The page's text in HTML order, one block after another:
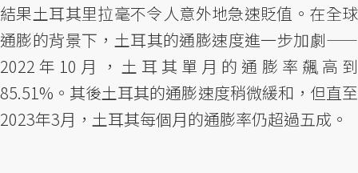
結果土耳其里拉毫不令人意外地急速貶值。在全球
通膨的背景下，土耳其的通膨速度進一步加劇——
2022年10月，土耳其單月的通膨率飆高到
85.51%。其後土耳其的通膨速度稍微緩和，但直至
2023年3月，土耳其每個月的通膨率仍超過五成。